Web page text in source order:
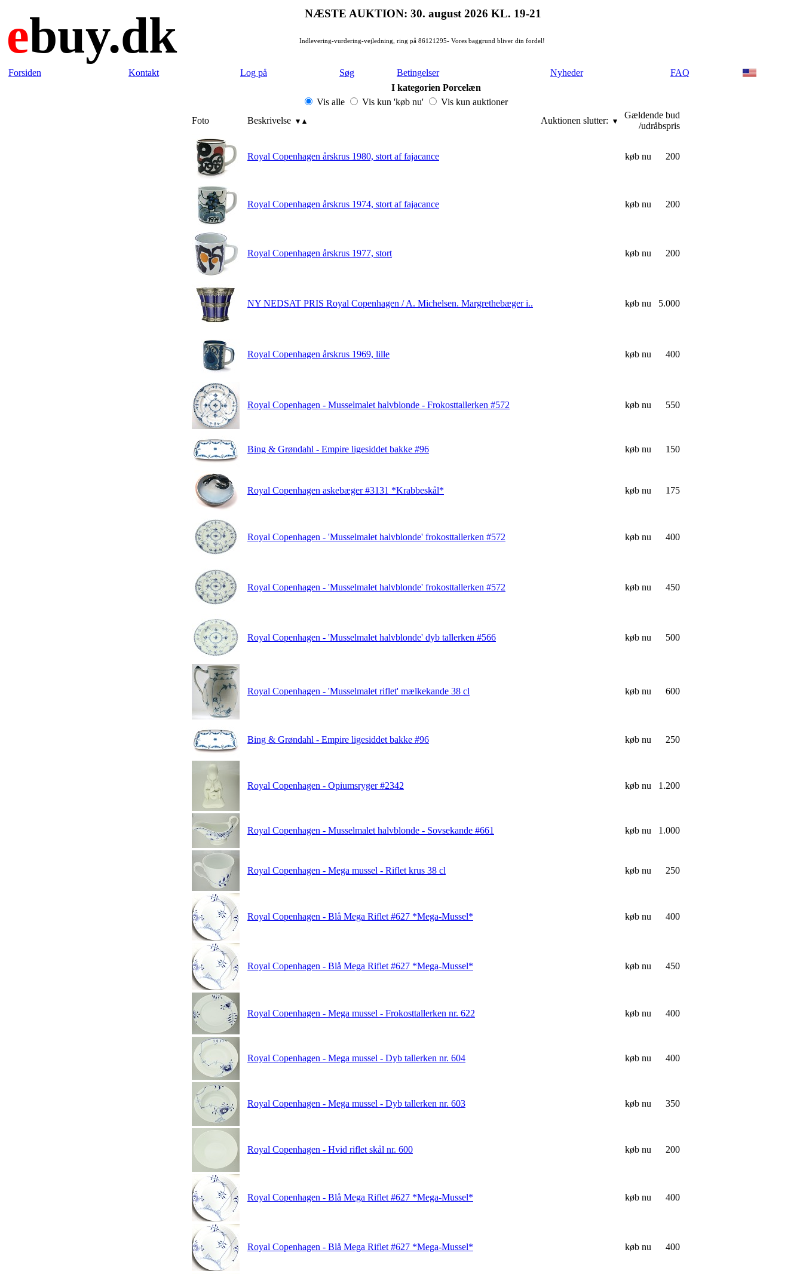
ebuy.dk NÆSTE AUKTION: 30. august 2026 KL. 19-21
Indlevering-vurdering-vejledning, ring på 86121295- Vores baggrund bliver din fordel!
Forsiden Kontakt Log på Søg Betingelser Nyheder
FAQ
I kategorien Porcelæn
Vis alle
Vis kun 'køb nu'
Vis kun auktioner
Foto
Beskrivelse Auktionen slutter:
Gældende bud
/udråbspris
Royal Copenhagen årskrus 1980, stort af fajacance køb nu 200
Royal Copenhagen årskrus 1974, stort af fajacance køb nu 200
Royal Copenhagen årskrus 1977, stort køb nu 200
NY NEDSAT PRIS Royal Copenhagen / A. Michelsen. Margrethebæger i.. køb nu 5.000
Royal Copenhagen årskrus 1969, lille køb nu 400
Royal Copenhagen - Musselmalet halvblonde - Frokosttallerken #572 køb nu 550
Bing & Grøndahl - Empire ligesiddet bakke #96 køb nu 150
Royal Copenhagen askebæger #3131 *Krabbeskål* køb nu 175
Royal Copenhagen - 'Musselmalet halvblonde' frokosttallerken #572 køb nu 400
Royal Copenhagen - 'Musselmalet halvblonde' frokosttallerken #572 køb nu 450
Royal Copenhagen - 'Musselmalet halvblonde' dyb tallerken #566 køb nu 500
Royal Copenhagen - 'Musselmalet riflet' mælkekande 38 cl køb nu 600
Bing & Grøndahl - Empire ligesiddet bakke #96 køb nu 250
Royal Copenhagen - Opiumsryger #2342 køb nu 1.200
Royal Copenhagen - Musselmalet halvblonde - Sovsekande #661 køb nu 1.000
Royal Copenhagen - Mega mussel - Riflet krus 38 cl køb nu 250
Royal Copenhagen - Blå Mega Riflet #627 *Mega-Mussel* køb nu 400
Royal Copenhagen - Blå Mega Riflet #627 *Mega-Mussel* køb nu 450
Royal Copenhagen - Mega mussel - Frokosttallerken nr. 622 køb nu 400
Royal Copenhagen - Mega mussel - Dyb tallerken nr. 604 køb nu 400
Royal Copenhagen - Mega mussel - Dyb tallerken nr. 603 køb nu 350
Royal Copenhagen - Hvid riflet skål nr. 600 køb nu 200
Royal Copenhagen - Blå Mega Riflet #627 *Mega-Mussel* køb nu 400
Royal Copenhagen - Blå Mega Riflet #627 *Mega-Mussel* køb nu 400